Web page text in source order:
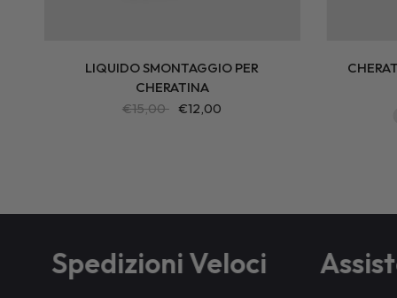
LIQUIDO SMONTAGGIO PER
CHERATINA
€15,00 €12,00
Spedizioni Veloci